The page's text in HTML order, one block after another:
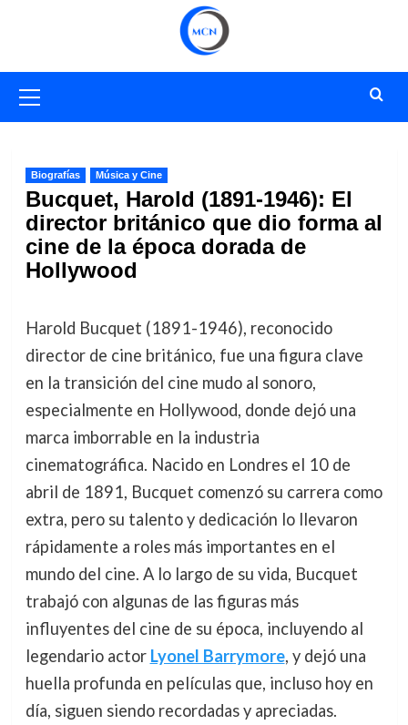
primario
Biografías Música y Cine
Bucquet, Harold (1891-1946): El
director británico que dio forma al
cine de la época dorada de
Hollywood
Harold Bucquet (1891-1946), reconocido
director de cine británico, fue una figura clave
en la transición del cine mudo al sonoro,
especialmente en Hollywood, donde dejó una
marca imborrable en la industria
cinematográfica. Nacido en Londres el 10 de
abril de 1891, Bucquet comenzó su carrera como
extra, pero su talento y dedicación lo llevaron
rápidamente a roles más importantes en el
mundo del cine. A lo largo de su vida, Bucquet
trabajó con algunas de las figuras más
influyentes del cine de su época, incluyendo al
legendario actor Lyonel Barrymore, y dejó una
huella profunda en películas que, incluso hoy en
día, siguen siendo recordadas y apreciadas.